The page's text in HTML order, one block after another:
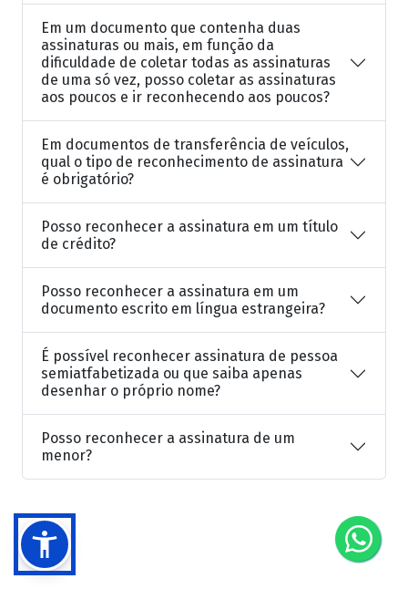
Em um documento que contenha duas
assinaturas ou mais, em função da
dificuldade de coletar todas as assinaturas
de uma só vez, posso coletar as assinaturas
aos poucos e ir reconhecendo aos poucos?
Em documentos de transferência de veículos,
qual o tipo de reconhecimento de assinatura
é obrigatório?
Posso reconhecer a assinatura em um título
de crédito?
Posso reconhecer a assinatura em um
documento escrito em língua estrangeira?
É possível reconhecer assinatura de pessoa
semiatfabetizada ou que saiba apenas
desenhar o próprio nome?
Posso reconhecer a assinatura de um
menor?